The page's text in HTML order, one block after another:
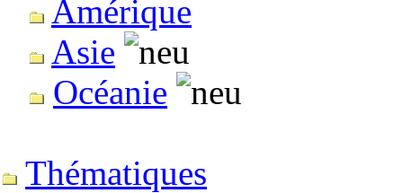
Amérique
Asie
Océanie
Thématiques